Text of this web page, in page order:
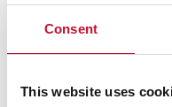
Consent
This website uses
Capacidad de
Velocidad máxima
2 lámparas LED
Temporizador